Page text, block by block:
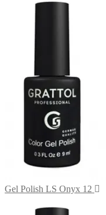
Gel Polish LS Onyx 12